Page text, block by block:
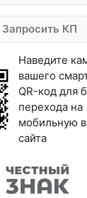
Запросить КП
Наведите
вашего
QR-код для
перехода на
мобильную
сайта